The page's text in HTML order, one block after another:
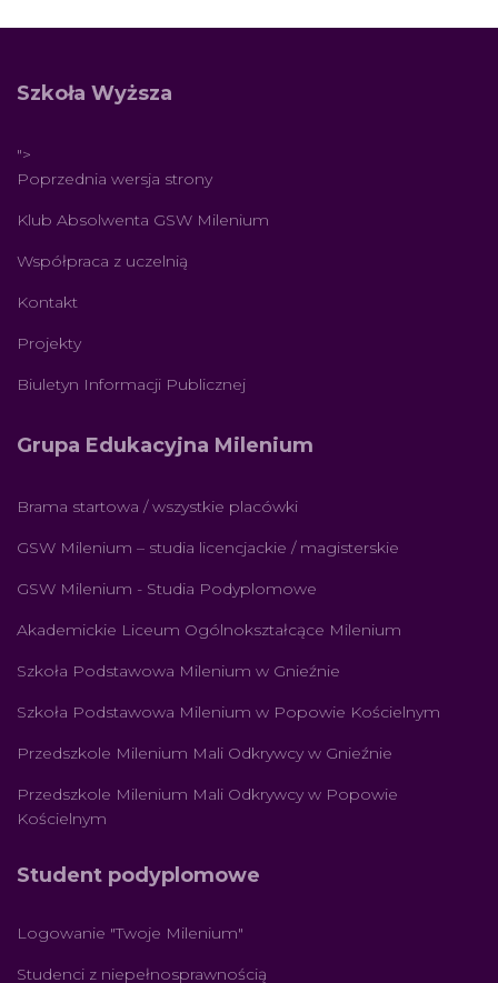
Szkoła Wyższa
">
Poprzednia wersja strony
Klub Absolwenta GSW Milenium
Współpraca z uczelnią
Kontakt
Projekty
Biuletyn Informacji Publicznej
Grupa Edukacyjna Milenium
Brama startowa / wszystkie placówki
GSW Milenium – studia licencjackie / magisterskie
GSW Milenium - Studia Podyplomowe
Akademickie Liceum Ogólnokształcące Milenium
Szkoła Podstawowa Milenium w Gnieźnie
Szkoła Podstawowa Milenium w Popowie Kościelnym
Przedszkole Milenium Mali Odkrywcy w Gnieźnie
Przedszkole Milenium Mali Odkrywcy w Popowie
Kościelnym
Student podyplomowe
Logowanie "Twoje Milenium"
Studenci z niepełnosprawnością